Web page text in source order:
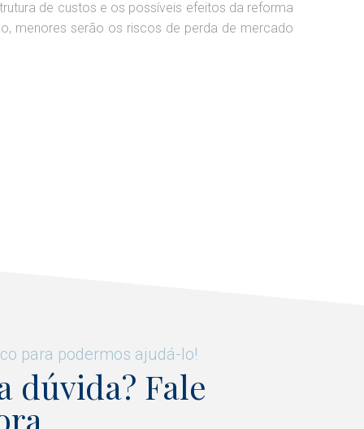
de custos e os possíveis efeitos da reforma
menores serão os riscos de perda de mercado
para podermos ajudá-lo!
dúvida? Fale